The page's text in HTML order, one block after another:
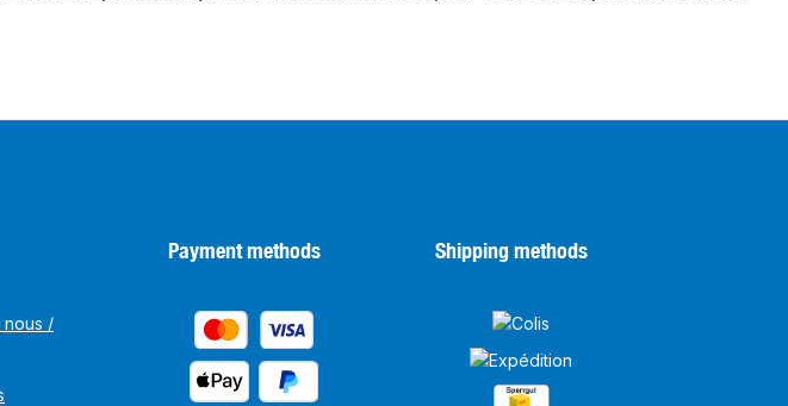
nous /
Payment methods Shipping methods